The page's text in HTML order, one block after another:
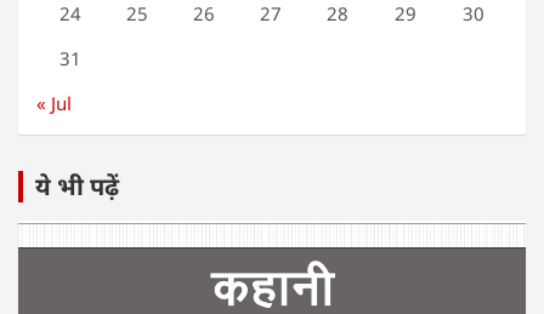
24
25 26 27 28 29
30
31
« Jul
ये भी पढ़ें